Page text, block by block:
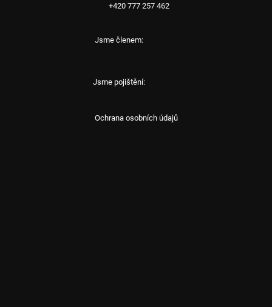
+420 777 257 462
Jsme členem:
Jsme pojištění:
Ochrana osobních údajů